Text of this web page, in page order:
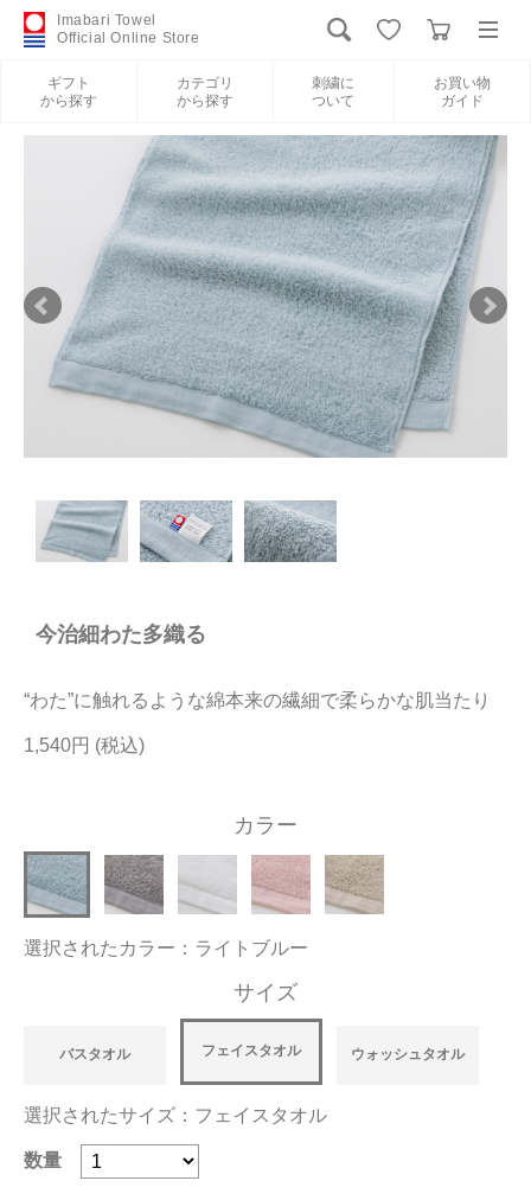
Imabari Towel
Official Online Store
ギフト
から探す
カテゴリ
から探す
刺繍に
ついて
お買い物
ガイド
新規会員登録
ギフトから探す
カテゴリから探す
刺繍について
当サイトについて
大量購入・法人向けの購入の方は
お問い合わせ
今治細わた多織る
“わた”に触れるような綿本来の繊細で柔らかな肌当たり
1,540円
カラー
選択されたカラー：ライトブルー
サイズ
バスタオル フェイスタオル ウォッシュタオル
選択されたサイズ：フェイスタオル
数量